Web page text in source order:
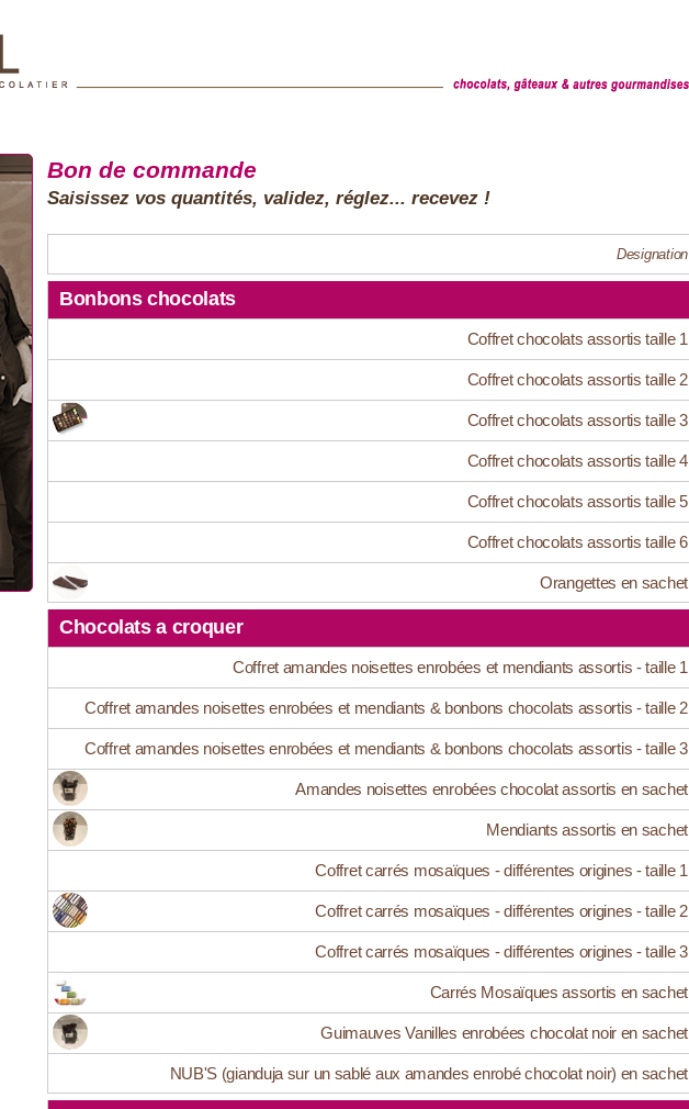
Bon de commande
Saisissez vos quantités, validez, réglez... recevez !
Designation
Bonbons chocolats
Coffret chocolats assortis taille 1
Coffret chocolats assortis taille 2
Coffret chocolats assortis taille 3
Coffret chocolats assortis taille 4
Coffret chocolats assortis taille 5
Coffret chocolats assortis taille 6
Orangettes en sachet
Chocolats a croquer
Coffret amandes noisettes enrobées et mendiants assortis - taille 1
Coffret amandes noisettes enrobées et mendiants & bonbons chocolats assortis - taille 2
Coffret amandes noisettes enrobées et mendiants & bonbons chocolats assortis - taille 3
Amandes noisettes enrobées chocolat assortis en sachet
Mendiants assortis en sachet
Coffret carrés mosaïques - différentes origines - taille 1
Coffret carrés mosaïques - différentes origines - taille 2
Coffret carrés mosaïques - différentes origines - taille 3
Carrés Mosaïques assortis en sachet
Guimauves Vanilles enrobées chocolat noir en sachet
NUB'S (gianduja sur un sablé aux amandes enrobé chocolat noir) en sachet